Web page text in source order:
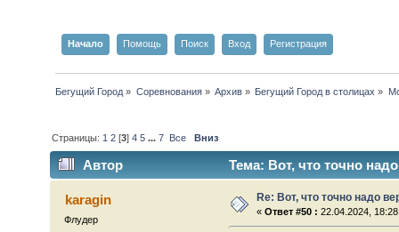
Начало Помощь Поиск Вход Регистрация
Бегущий Город » Соревнования» Архив » Бегущий Город в столицах »
Страницы: 1 2 [3]4 5 ...7 Все Вниз
Автор Тема: Вот, что точно
karagin
Флудер
Re: Вот, что точно надо
«Ответ #50 : 22.04.2024,